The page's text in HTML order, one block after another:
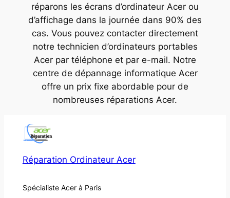
réparons les écrans d’ordinateur Acer ou
d’affichage dans la journée dans 90% des
cas. Vous pouvez contacter directement
notre technicien d’ordinateurs portables
Acer par téléphone et par e-mail. Notre
centre de dépannage informatique Acer
offre un prix fixe abordable pour de
nombreuses réparations Acer.
Réparation Ordinateur Acer
Spécialiste Acer à Paris